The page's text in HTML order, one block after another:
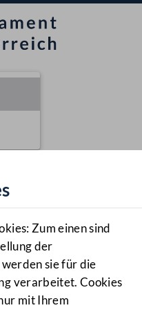
Zum einen sind
der
sie für die
verarbeitet. Cookies
mit Ihrem